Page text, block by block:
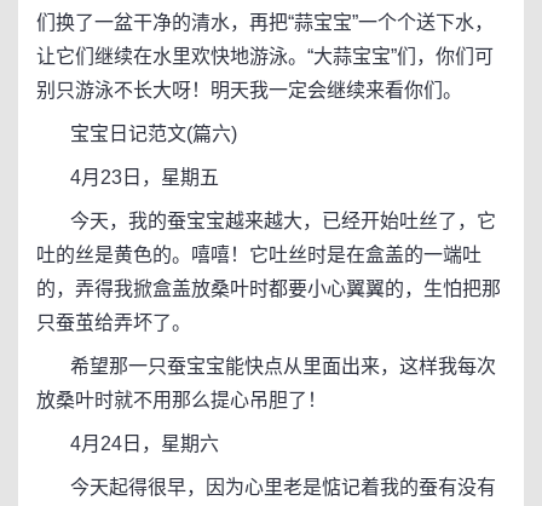
们换了一盆干净的清水，再把“蒜宝宝”一个个送下水，
让它们继续在水里欢快地游泳。“大蒜宝宝”们，你们可
别只游泳不长大呀！明天我一定会继续来看你们。
宝宝日记范文(篇六)
4月23日，星期五
今天，我的蚕宝宝越来越大，已经开始吐丝了，它
吐的丝是黄色的。嘻嘻！它吐丝时是在盒盖的一端吐
的，弄得我掀盒盖放桑叶时都要小心翼翼的，生怕把那
只蚕茧给弄坏了。
希望那一只蚕宝宝能快点从里面出来，这样我每次
放桑叶时就不用那么提心吊胆了！
4月24日，星期六
今天起得很早，因为心里老是惦记着我的蚕有没有